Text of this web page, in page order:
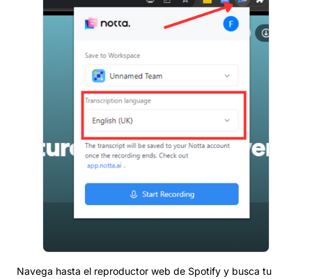
Navega hasta el reproductor web de Spotify y busca tu